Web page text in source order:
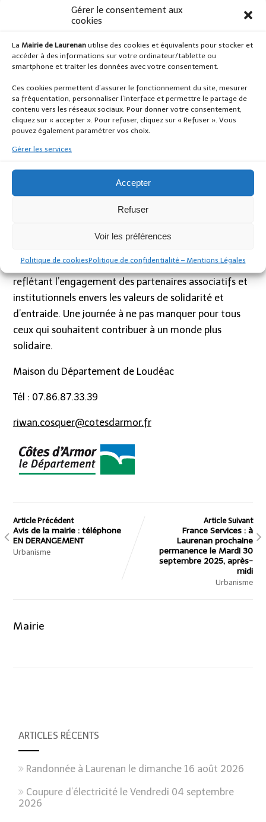
Gérer le consentement aux
cookies
La Mairie de Laurenan utilise des cookies et équivalents pour stocker et
accéder à des informations sur votre ordinateur/tablette ou
smartphone et traiter les données avec votre consentement.
Ces cookies permettent d’assurer le fonctionnement du site, mesurer
sa fréquentation, personnaliser l’interface et permettre le partage de
contenu vers les réseaux sociaux. Pour donner votre consentement,
cliquez sur « accepter ». Pour refuser, cliquez sur « Refuser ». Vous
pouvez également paramétrer vos choix.
Gérer les services
Accepter
Refuser
Voir les préférences
Politique de cookiesPolitique de confidentialité – Mentions Légales
auprès de la Maison du Département de Loudéac au
02 96 28 11 01.
Des ateliers pour les usagers
L’après-midi verra la mise en place d’ateliers proposés
par les membres du collectif du refus de la misère. Ces
activités visent à sensibiliser et à impliquer les
participants dans la lutte contre la précarité.
La rencontre sociale de territoire pour clôturer
La journée se conclura par la rencontre sociale de
territoire point d’étape du projet social. L’occasion
d’échanger sur des actions portées par des partenaires
à destination des usagers sur les thématiques de la
à 18h au foyer municipal rue de Moncontour.
événement riche en échanges et en partages,
reflétant l’engagement des partenaires associatifs et
institutionnels envers les valeurs de solidarité et
d’entraide. Une journée à ne pas manquer pour tous
ceux qui souhaitent contribuer à un monde plus
solidaire.
Maison du Département de Loudéac
Tél : 07.86.87.33.39
riwan.cosquer@cotesdarmor.fr
Article Précédent
Avis de la mairie : téléphone
EN DERANGEMENT
Urbanisme
Article Suivant
France Services : à
Laurenan prochaine
permanence le Mardi 30
septembre 2025, après-
midi
Urbanisme
Mairie
ARTICLES RÉCENTS
Randonnée à Laurenan le dimanche 16 août 2026
Coupure d’électricité le Vendredi 04 septembre
2026